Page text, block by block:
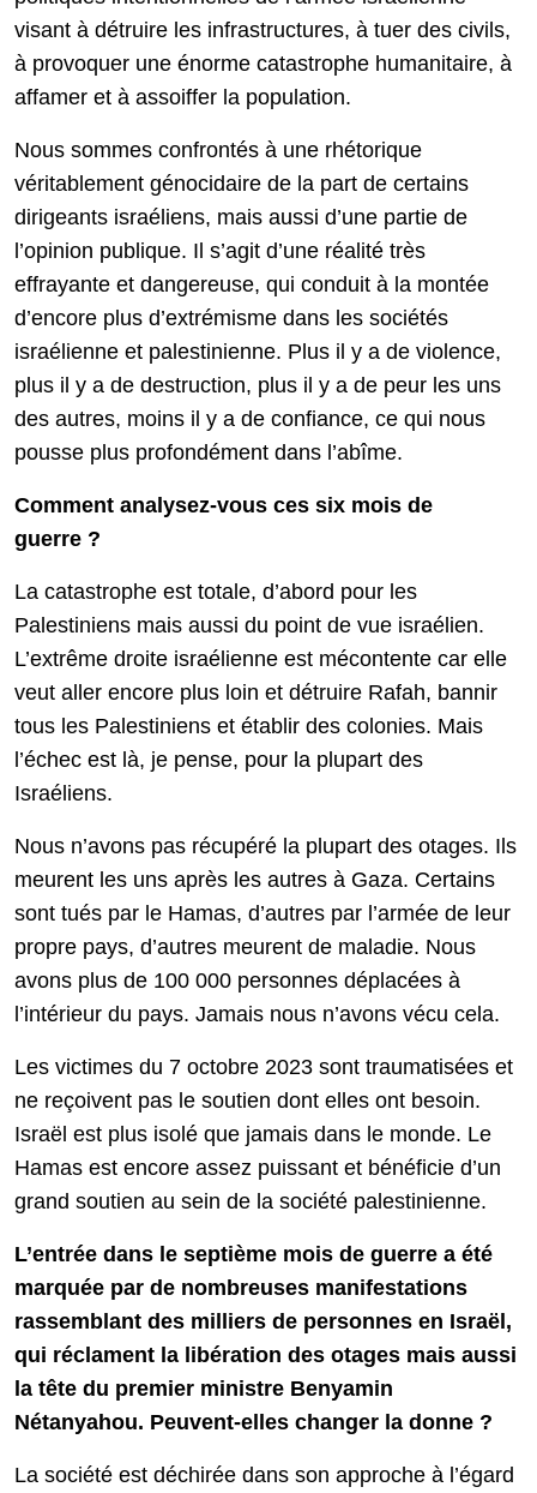
visant à détruire les infrastructures, à tuer des civils,
à provoquer une énorme catastrophe humanitaire, à
affamer et à assoiffer la population.
Nous sommes confrontés à une rhétorique
véritablement génocidaire de la part de certains
dirigeants israéliens, mais aussi d’une partie de
l’opinion publique. Il s’agit d’une réalité très
effrayante et dangereuse, qui conduit à la montée
d’encore plus d’extrémisme dans les sociétés
israélienne et palestinienne. Plus il y a de violence,
plus il y a de destruction, plus il y a de peur les uns
des autres, moins il y a de confiance, ce qui nous
pousse plus profondément dans l’abîme.
Comment analysez-vous ces six mois de
guerre ?
La catastrophe est totale, d’abord pour les
Palestiniens mais aussi du point de vue israélien.
L’extrême droite israélienne est mécontente car elle
veut aller encore plus loin et détruire Rafah, bannir
tous les Palestiniens et établir des colonies. Mais
l’échec est là, je pense, pour la plupart des
Israéliens.
Nous n’avons pas récupéré la plupart des otages. Ils
meurent les uns après les autres à Gaza. Certains
sont tués par le Hamas, d’autres par l’armée de leur
propre pays, d’autres meurent de maladie. Nous
avons plus de 100 000 personnes déplacées à
l’intérieur du pays. Jamais nous n’avons vécu cela.
Les victimes du 7 octobre 2023 sont traumatisées et
ne reçoivent pas le soutien dont elles ont besoin.
Israël est plus isolé que jamais dans le monde. Le
Hamas est encore assez puissant et bénéficie d’un
grand soutien au sein de la société palestinienne.
L’entrée dans le septième mois de guerre a été
marquée par de nombreuses manifestations
rassemblant des milliers de personnes en Israël,
qui réclament la libération des otages mais aussi
la tête du premier ministre Benyamin
Nétanyahou. Peuvent-elles changer la donne ?
La société est déchirée dans son approche à l’égard